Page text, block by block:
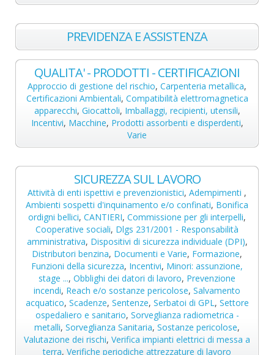
PREVIDENZA E ASSISTENZA
QUALITA' - PRODOTTI - CERTIFICAZIONI
Approccio di gestione del rischio, Carpenteria metallica,
Certificazioni Ambientali, Compatibilità elettromagnetica
apparecchi, Giocattoli, Imballaggi, recipienti, utensili,
Incentivi, Macchine, Prodotti assorbenti e disperdenti,
Varie
SICUREZZA SUL LAVORO
Attività di enti ispettivi e prevenzionistici, Adempimenti ,
Ambienti sospetti d'inquinamento e/o confinati, Bonifica
ordigni bellici, CANTIERI, Commissione per gli interpelli,
Cooperative sociali, Dlgs 231/2001 - Responsabilità
amministrativa, Dispositivi di sicurezza individuale (DPI),
Distributori benzina, Documenti e Varie, Formazione,
Funzioni della sicurezza, Incentivi, Minori: assunzione,
stage ..., Obblighi dei datori di lavoro, Prevenzione
incendi, Reach e/o sostanze pericolose, Salvamento
acquatico, Scadenze, Sentenze, Serbatoi di GPL, Settore
ospedaliero e sanitario, Sorveglianza radiometrica -
metalli, Sorveglianza Sanitaria, Sostanze pericolose,
Valutazione dei rischi, Verifica impianti elettrici di messa a
terra, Verifiche periodiche attrezzature di lavoro